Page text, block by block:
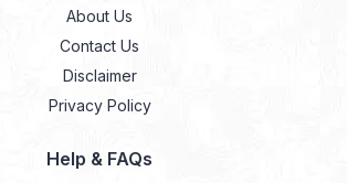
About Us
Contact Us
Disclaimer
Privacy Policy
Help & FAQs